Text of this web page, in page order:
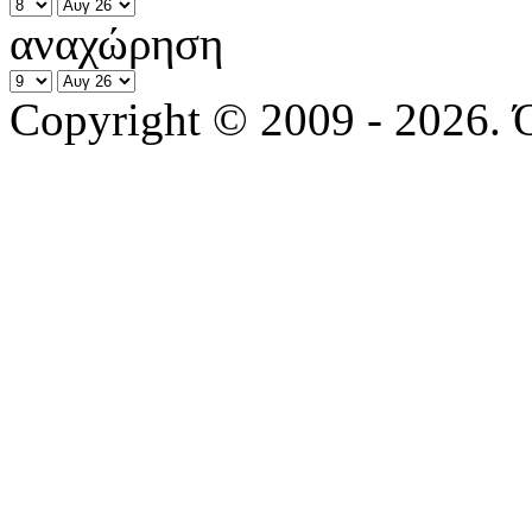
αναχώρηση
Copyright © 2009 - 2026.